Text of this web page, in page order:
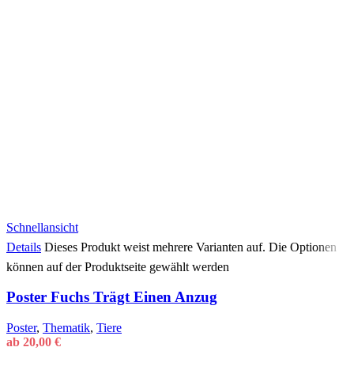
Schnellansicht
Details Dieses Produkt weist mehrere Varianten auf. Die Optionen
können auf der Produktseite gewählt werden
Poster Fuchs Trägt Einen Anzug
Poster, Thematik, Tiere
ab 20,00 €